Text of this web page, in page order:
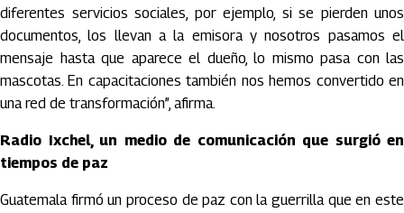
diferentes servicios sociales, por ejemplo, si se pierden unos
documentos, los llevan a la emisora y nosotros pasamos el
mensaje hasta que aparece el dueño, lo mismo pasa con las
mascotas. En capacitaciones también nos hemos convertido en
una red de transformación”, afirma.
Radio Ixchel, un medio de comunicación que surgió en
tiempos de paz
Guatemala firmó un proceso de paz con la guerrilla que en este